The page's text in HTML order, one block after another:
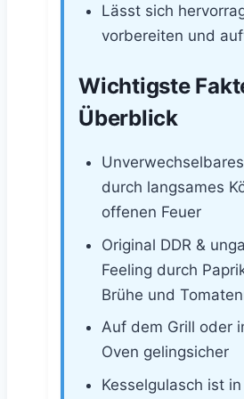
Lässt sich
vorbereiten und
Wichtigste
Überblick
durch langsames
offenen Feuer
Original DDR &
Feeling durch
Brühe und
Auf dem Grill oder
Oven gelingsicher
Kesselgulasch ist in